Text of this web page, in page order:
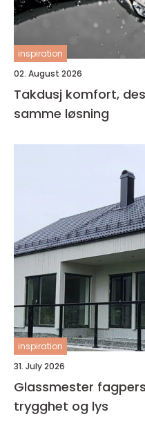
inspiration
02. August 2026
Takdusj komfort, design og funksjon i
samme løsning
inspiration
31. July 2026
Glassmester fagpersonen som gir hjemmet
trygghet og lys